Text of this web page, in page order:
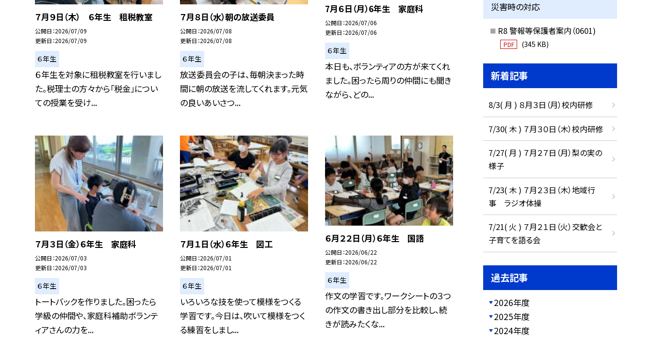
７月９日（木） ６年生 租税教室
公開日 2026/07/09
更新日 2026/07/09
６年生
６年生を対象に租税教室を行いまし
た。税理士の方々から「税金」につい
ての授業を受け...
７月８日（水）朝の放送委員
公開日 2026/07/08
更新日 2026/07/08
６年生
放送委員会の子は、毎朝決まった時
間に朝の放送を流してくれます。元気
の良いあいさつ...
7月６日（月）6年生 家庭科
公開日 2026/07/06
更新日 2026/07/06
６年生
本日も、ボランティアの方が来てくれ
ました。困ったら周りの仲間にも聞き
ながら、どの...
７月３日（金）６年生 家庭科
公開日 2026/07/03
更新日 2026/07/03
６年生
トートバックを作りました。困ったら
学級の仲間や、家庭科補助ボランテ
ィアさんの力を...
７月１日（水）６年生 図工
公開日 2026/07/01
更新日 2026/07/01
６年生
いろいろな技を使って模様をつくる
学習です。今日は、吹いて模様をつく
る練習をしまし...
６月２２日（月）６年生 国語
公開日 2026/06/22
更新日 2026/06/22
６年生
作文の学習です。ワークシートの３つ
の作文の書き出し部分を比較し、続
きが読みたくな...
災害時の対応
R8 警報等保護者案内（0601)
PDF (345 KB)
新着記事
8/3( 月 ) ８月３日（月）校内研修
7/30( 木 ) ７月３０日（木）校内研修
7/27( 月 ) ７月２７日（月）梨の実の
様子
7/23( 木 ) ７月２３日（木）地域行
事 ラジオ体操
7/21( 火 ) ７月２１日（火）交歓会と
子育てを語る会
過去記事
2026年度
2025年度
2024年度